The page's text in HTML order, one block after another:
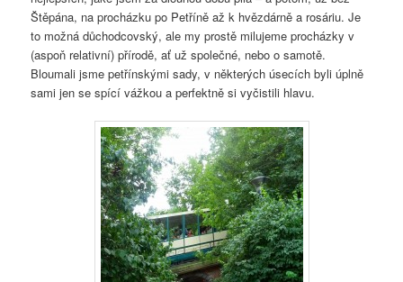
Štěpána, na procházku po Petříně až k hvězdárně a rosáriu. Je
to možná důchodcovský, ale my prostě milujeme procházky v
(aspoň relativní) přírodě, ať už společné, nebo o samotě.
Bloumali jsme petřínskými sady, v některých úsecích byli úplně
sami jen se spící vážkou a perfektně si vyčistili hlavu.